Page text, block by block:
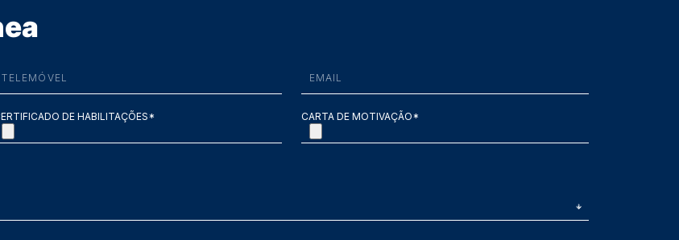
DE HABILITAÇÕES* CARTA DE MOTIVAÇÃO*